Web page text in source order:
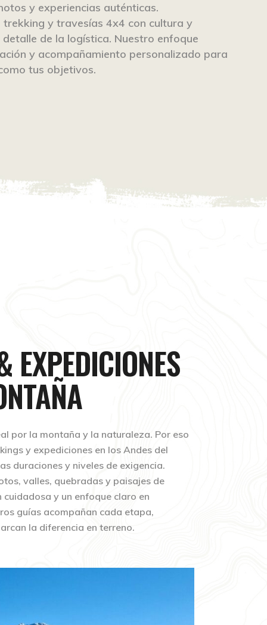
y experiencias auténticas.
y travesías 4x4 con cultura y
de la logística. Nuestro enfoque
y acompañamiento personalizado para
tus objetivos.
EXPEDICIONES
por la montaña y la naturaleza. Por eso
y expediciones en los Andes del
duraciones y niveles de exigencia.
valles, quebradas y paisajes de
y un enfoque claro en
guías acompañan cada etapa,
la diferencia en terreno.